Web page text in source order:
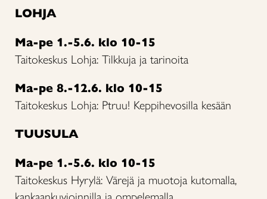
LOHJA
Ma-pe 1.-5.6. klo 10-15
Taitokeskus Lohja: Tilkkuja ja tarinoita
Ma-pe 8.-12.6. klo 10-15
Taitokeskus Lohja: Ptruu! Keppihevosilla kesään
TUUSULA
Ma-pe 1.-5.6. klo 10-15
Taitokeskus Hyrylä: Värejä ja muotoja kutomalla,